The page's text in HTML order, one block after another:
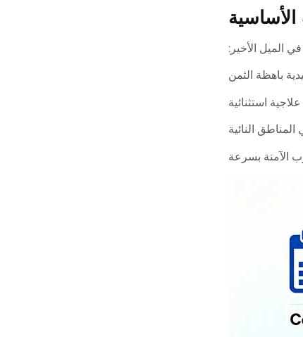
الميل الأخير:
باهظة الثمن
استثنائية
المناطق النائية